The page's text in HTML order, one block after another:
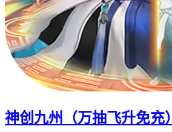
神创九州（万抽飞升免充）